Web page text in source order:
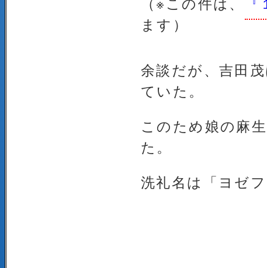
ます）
余談だが、吉田
ていた。
このため娘の麻
た。
洗礼名は「ヨゼ